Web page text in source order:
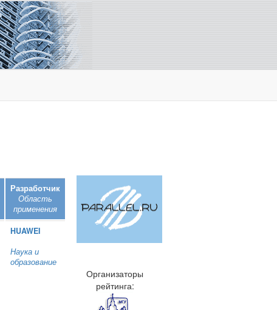
Разработчик
Область
применения
HUAWEI
Наука и
образование
Организаторы
рейтинга: